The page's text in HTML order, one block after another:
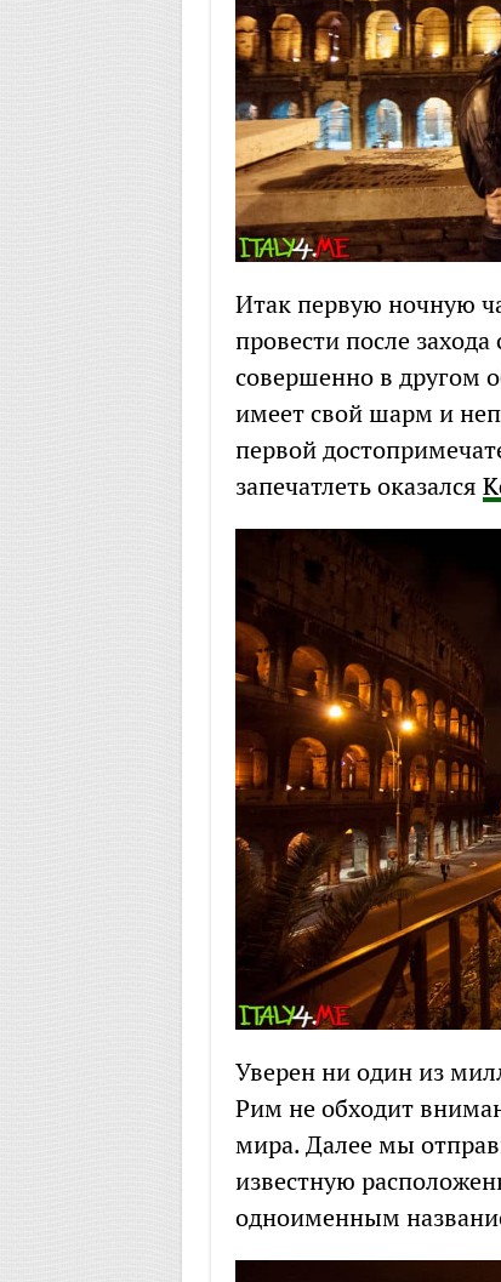
Итак первую ночную
провести после
совершенно в другом
имеет свой шарм и
первой
запечатлеть оказался
Уверен ни один из
Рим не обходит
мира. Далее мы
известную
одноименным